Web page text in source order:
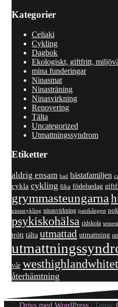
Kategorier
Celiaki
Cykling
Dagbok
Ekologiskt, giftfritt,
mina funderingar
Ninasmat
Ninasträning
Ninasvirkning
Renovering
Tälta
Uncategorized
Utmattningssyndrom
Etiketter
aldrig ensam bad bästafamiljen
cykla cykling fika födelsedag
grymmasteungarna
ninascykling ninasvirkning panikångest
psykiskohälsa ridskola
trött tälta utmattad utmattning
vår
återhämtning